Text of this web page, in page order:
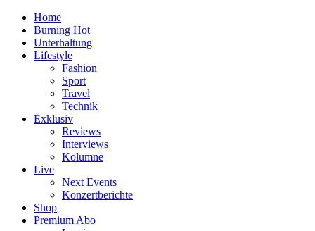
Home
Burning Hot
Unterhaltung
Lifestyle
Fashion
Sport
Travel
Technik
Exklusiv
Reviews
Interviews
Kolumne
Live
Next Events
Konzertberichte
Shop
Premium Abo